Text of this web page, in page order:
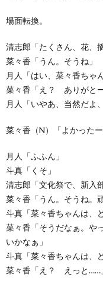
場面転換。
清志郎「たくさん、花、
菜々香「うん。そうね」
月人「はい、菜々香ちゃ
菜々香「え？ ありがと
月人「いやあ、当然だよ
菜々香（N）「よかった
月人「ふふん」
斗真「くそ」
清志郎「文化祭で、新入
菜々香「うん。そうね。
斗真「菜々香ちゃんは、
菜々香「そうだなぁ。や
いかなぁ」
斗真「菜々香ちゃんは、
菜々香「え？ えっと……